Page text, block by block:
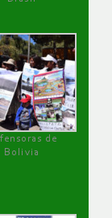
de
Bolivia